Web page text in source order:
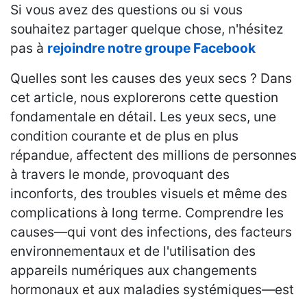
Si vous avez des questions ou si vous
souhaitez partager quelque chose, n'hésitez
pas à rejoindre notre groupe Facebook
Quelles sont les causes des yeux secs ? Dans
cet article, nous explorerons cette question
fondamentale en détail. Les yeux secs, une
condition courante et de plus en plus
répandue, affectent des millions de personnes
à travers le monde, provoquant des
inconforts, des troubles visuels et même des
complications à long terme. Comprendre les
causes—qui vont des infections, des facteurs
environnementaux et de l'utilisation des
appareils numériques aux changements
hormonaux et aux maladies systémiques—est